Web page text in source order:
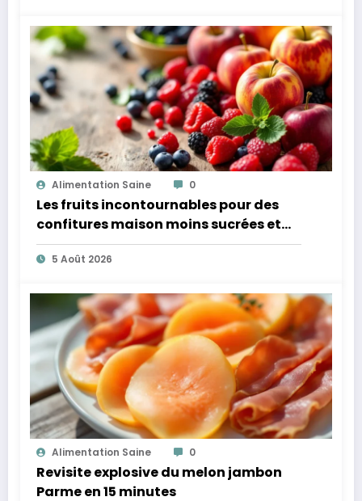
Alimentation Saine 0
Les fruits incontournables pour des
confitures maison moins sucrées et
plus légères
5 Août 2026
Alimentation Saine 0
Revisite explosive du melon jambon
Parme en 15 minutes